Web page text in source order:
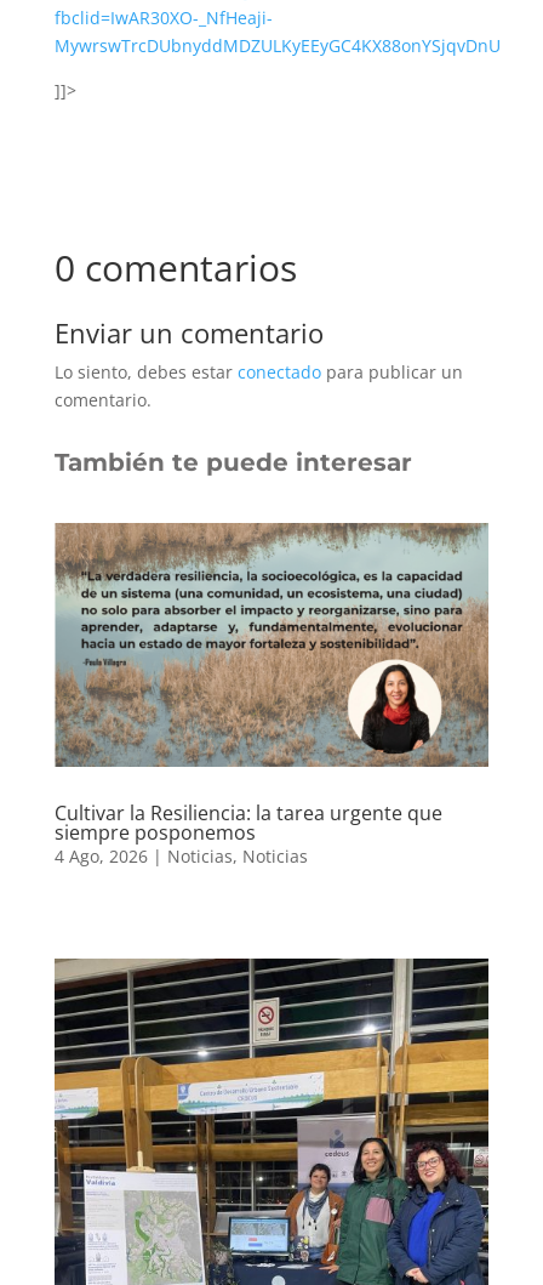
fbclid=IwAR30XO-_NfHeaji-
MywrswTrcDUbnyddMDZULKyEEyGC4KX88onYSjqvDnU
]]>
0 comentarios
Enviar un comentario
Lo siento, debes estar conectadopara publicar un
comentario.
También te puede interesar
Cultivar la Resiliencia: la tarea urgente que
siempre posponemos
4 Ago, 2026| Noticias, Noticias